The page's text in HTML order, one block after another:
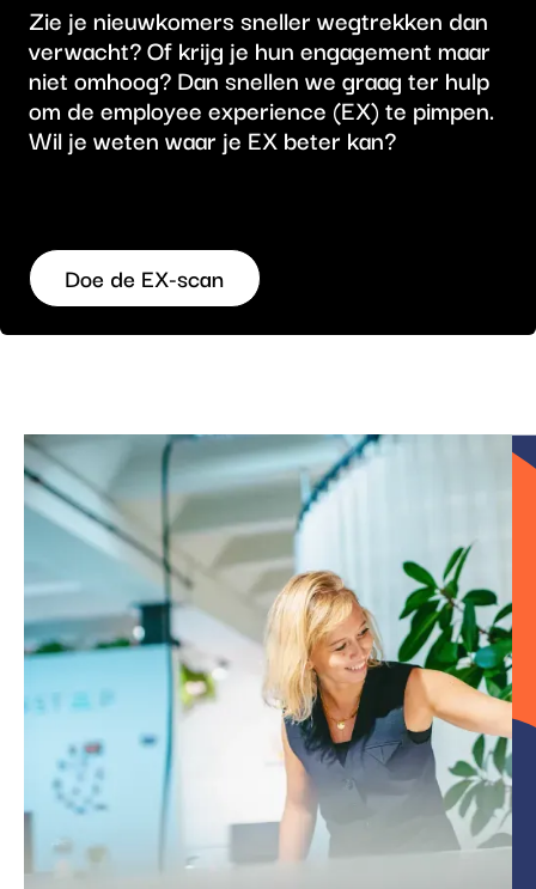
Zie je nieuwkomers sneller wegtrekken dan
verwacht? Of krijg je hun engagement maar
niet omhoog? Dan snellen we graag ter hulp
om de employee experience (EX) te pimpen.
Wil je weten waar je EX beter kan?
Doe de EX-scan